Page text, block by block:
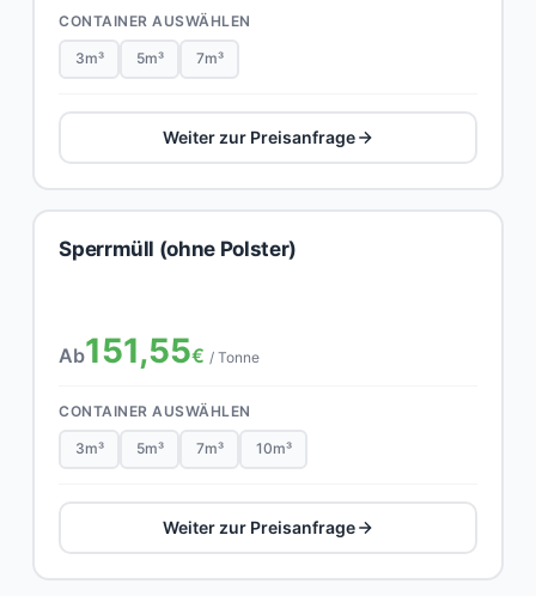
CONTAINER AUSWÄHLEN
3m³ 5m³ 7m³
Weiter zur Preisanfrage
Sperrmüll (ohne Polster)
Ab151,55€ / Tonne
CONTAINER AUSWÄHLEN
3m³ 5m³ 7m³ 10m³
Weiter zur Preisanfrage